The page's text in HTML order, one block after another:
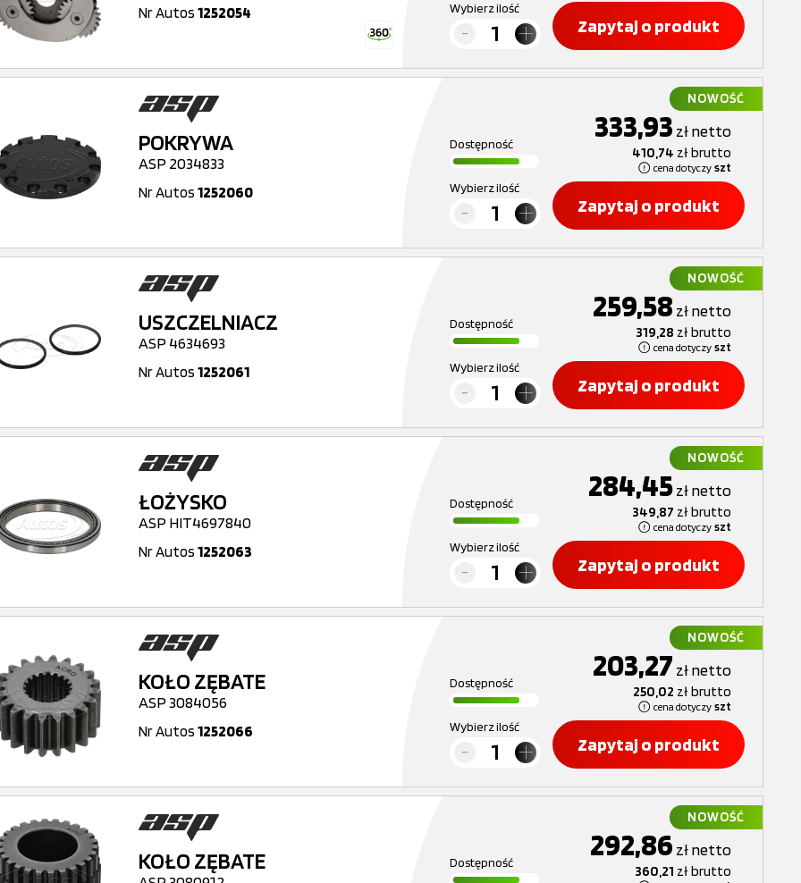
Nr Autos 1252054 Wybierz ilość
Zapytaj o produkt
NOWOŚĆ
POKRYWA
ASP 2034833
Nr Autos 1252060
Dostępność 333,93 złnetto
410,74 złbrutto
cena dotyczy szt
Wybierz ilość
Zapytaj o produkt
NOWOŚĆ
USZCZELNIACZ
ASP 4634693
Nr Autos 1252061
Dostępność 259,58 złnetto
319,28 złbrutto
cena dotyczy szt
Wybierz ilość
Zapytaj o produkt
NOWOŚĆ
ŁOŻYSKO
ASP HIT4697840
Nr Autos 1252063
Dostępność 284,45złnetto
349,87 złbrutto
cena dotyczy szt
Wybierz ilość
Zapytaj o produkt
NOWOŚĆ
KOŁO ZĘBATE
ASP 3084056
Nr Autos 1252066
Dostępność 203,27 złnetto
250,02 złbrutto
cena dotyczy szt
Wybierz ilość
Zapytaj o produkt
NOWOŚĆ
KOŁO ZĘBATE Dostępność 292,86 złnetto
360,21 złbrutto